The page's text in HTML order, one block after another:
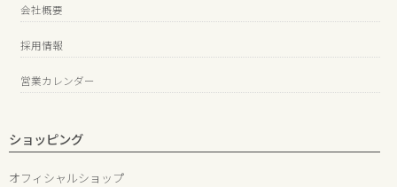
会社概要
採用情報
営業カレンダー
ショッピング
オフィシャルショップ